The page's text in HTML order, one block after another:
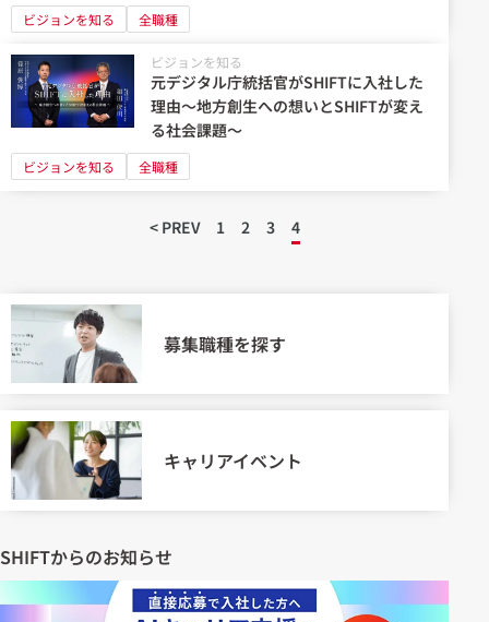
ビジョンを知る 全職種
ビジョンを知る
元デジタル庁統括官がSHIFTに入社した
理由～地方創生への想いとSHIFTが変え
る社会課題～
ビジョンを知る 全職種
< PREV 1 2 3 4
募集職種を探す
キャリアイベント
SHIFTからのお知らせ